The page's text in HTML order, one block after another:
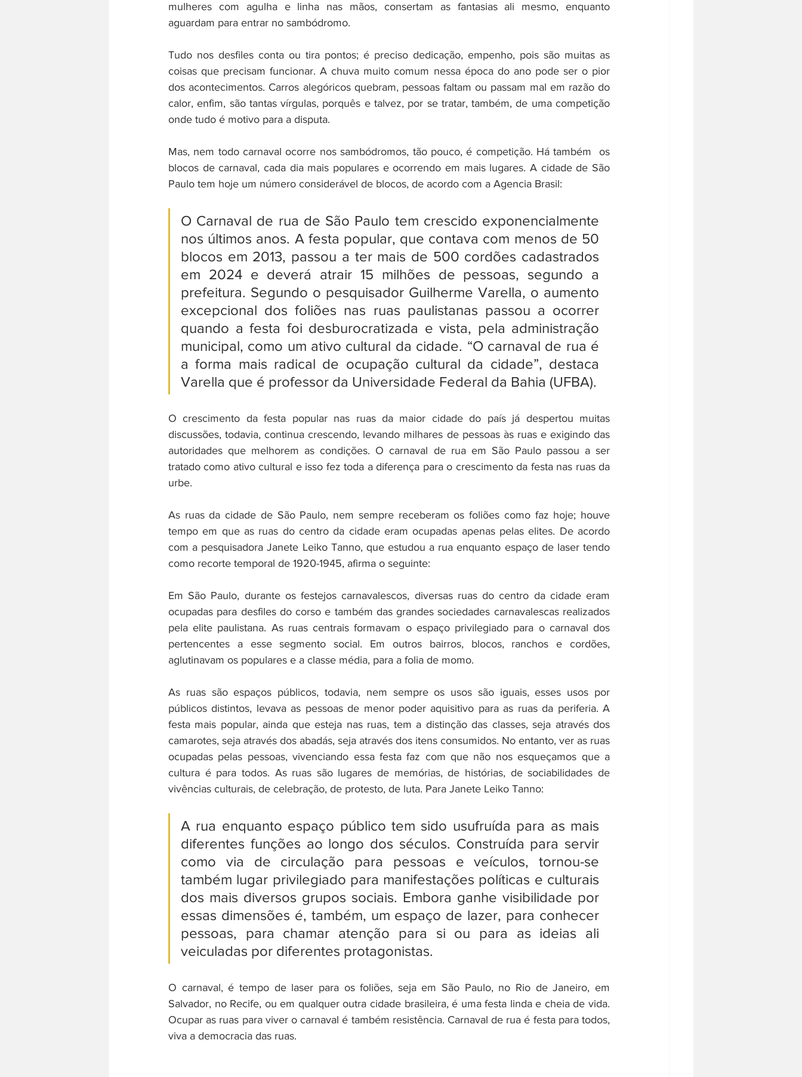
mulheres com agulha e linha nas mãos, consertam as fantasias ali mesmo, enquanto
aguardam para entrar no sambódromo.
Tudo nos desfiles conta ou tira pontos; é preciso dedicação, empenho, pois são muitas as
coisas que precisam funcionar. A chuva muito comum nessa época do ano pode ser o pior
dos acontecimentos. Carros alegóricos quebram, pessoas faltam ou passam mal em razão do
calor, enfim, são tantas vírgulas, porquês e talvez, por se tratar, também, de uma competição
onde tudo é motivo para a disputa.
Mas, nem todo carnaval ocorre nos sambódromos, tão pouco, é competição. Há também  os
blocos de carnaval, cada dia mais populares e ocorrendo em mais lugares. A cidade de São
Paulo tem hoje um número considerável de blocos, de acordo com a Agencia Brasil:
O Carnaval de rua de São Paulo tem crescido exponencialmente
nos últimos anos. A festa popular, que contava com menos de 50
blocos em 2013, passou a ter mais de 500 cordões cadastrados
em 2024 e deverá atrair 15 milhões de pessoas, segundo a
prefeitura. Segundo o pesquisador Guilherme Varella, o aumento
excepcional dos foliões nas ruas paulistanas passou a ocorrer
quando a festa foi desburocratizada e vista, pela administração
municipal, como um ativo cultural da cidade. “O carnaval de rua é
a forma mais radical de ocupação cultural da cidade”, destaca
Varella que é professor da Universidade Federal da Bahia (UFBA).
O crescimento da festa popular nas ruas da maior cidade do país já despertou muitas
discussões, todavia, continua crescendo, levando milhares de pessoas às ruas e exigindo das
autoridades que melhorem as condições. O carnaval de rua em São Paulo passou a ser
tratado como ativo cultural e isso fez toda a diferença para o crescimento da festa nas ruas da
urbe.
As ruas da cidade de São Paulo, nem sempre receberam os foliões como faz hoje; houve
tempo em que as ruas do centro da cidade eram ocupadas apenas pelas elites. De acordo
com a pesquisadora Janete Leiko Tanno, que estudou a rua enquanto espaço de laser tendo
como recorte temporal de 1920-1945, afirma o seguinte:
Em São Paulo, durante os festejos carnavalescos, diversas ruas do centro da cidade eram
ocupadas para desfiles do corso e também das grandes sociedades carnavalescas realizados
pela elite paulistana. As ruas centrais formavam o espaço privilegiado para o carnaval dos
pertencentes a esse segmento social. Em outros bairros, blocos, ranchos e cordões,
aglutinavam os populares e a classe média, para a folia de momo.
As ruas são espaços públicos, todavia, nem sempre os usos são iguais, esses usos por
públicos distintos, levava as pessoas de menor poder aquisitivo para as ruas da periferia. A
festa mais popular, ainda que esteja nas ruas, tem a distinção das classes, seja através dos
camarotes, seja através dos abadás, seja através dos itens consumidos. No entanto, ver as ruas
ocupadas pelas pessoas, vivenciando essa festa faz com que não nos esqueçamos que a
cultura é para todos. As ruas são lugares de memórias, de histórias, de sociabilidades de
vivências culturais, de celebração, de protesto, de luta. Para Janete Leiko Tanno:
A rua enquanto espaço público tem sido usufruída para as mais
diferentes funções ao longo dos séculos. Construída para servir
como via de circulação para pessoas e veículos, tornou-se
também lugar privilegiado para manifestações políticas e culturais
dos mais diversos grupos sociais. Embora ganhe visibilidade por
essas dimensões é, também, um espaço de lazer, para conhecer
pessoas, para chamar atenção para si ou para as ideias ali
veiculadas por diferentes protagonistas.
O carnaval, é tempo de laser para os foliões, seja em São Paulo, no Rio de Janeiro, em
Salvador, no Recife, ou em qualquer outra cidade brasileira, é uma festa linda e cheia de vida.
Ocupar as ruas para viver o carnaval é também resistência. Carnaval de rua é festa para todos,
viva a democracia das ruas.